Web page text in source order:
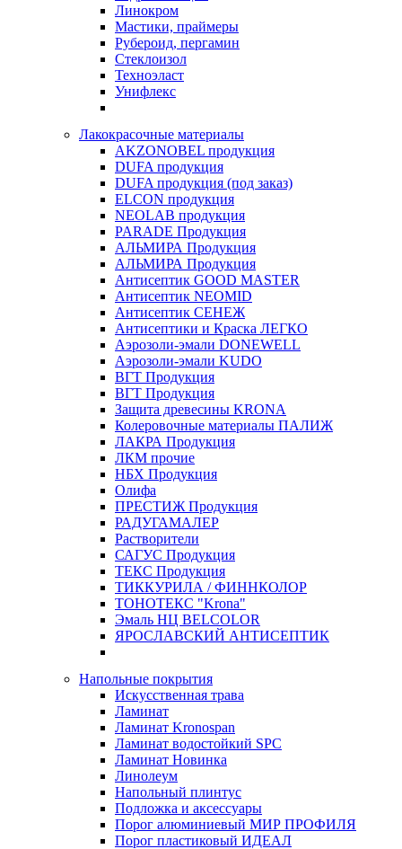
Линокром
Мастики, праймеры
Рубероид, пергамин
Стеклоизол
Техноэласт
Унифлекс
Лакокрасочные материалы
AKZONOBEL продукция
DUFA продукция
DUFA продукция (под заказ)
ELCON продукция
NEOLAB продукция
PARADE Продукция
АЛЬМИРА Продукция
АЛЬМИРА Продукция
Антисептик GOOD MASTER
Антисептик NEOMID
Антисептик СЕНЕЖ
Антисептики и Краска ЛЕГКО
Аэрозоли-эмали DONEWELL
Аэрозоли-эмали KUDO
ВГТ Продукция
ВГТ Продукция
Защита древесины KRONA
Колеровочные материалы ПАЛИЖ
ЛАКРА Продукция
ЛКМ прочие
НБХ Продукция
Олифа
ПРЕСТИЖ Продукция
РАДУГАМАЛЕР
Растворители
САГУС Продукция
ТЕКС Продукция
ТИККУРИЛА / ФИННКОЛОР
ТОНОТЕКС "Krona"
Эмаль НЦ BELCOLOR
ЯРОСЛАВСКИЙ АНТИСЕПТИК
Напольные покрытия
Искусственная трава
Ламинат
Ламинат Kronospan
Ламинат водостойкий SPC
Ламинат Новинка
Линолеум
Напольный плинтус
Подложка и аксессуары
Порог алюминиевый МИР ПРОФИЛЯ
Порог пластиковый ИДЕАЛ